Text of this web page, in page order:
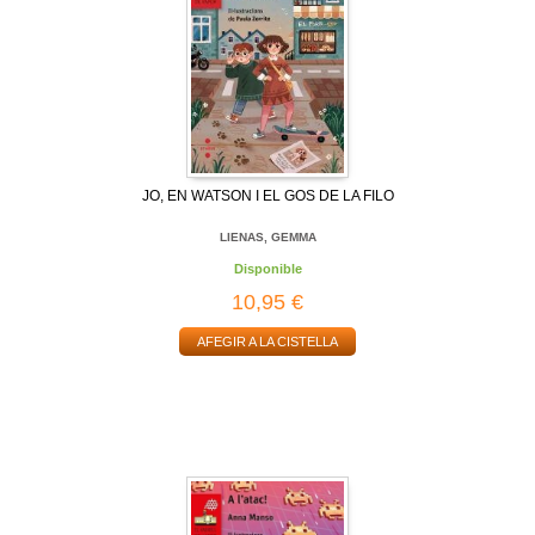
JO, EN WATSON I EL GOS DE LA FILO
LIENAS, GEMMA
Disponible
10,95 €
AFEGIR A LA CISTELLA